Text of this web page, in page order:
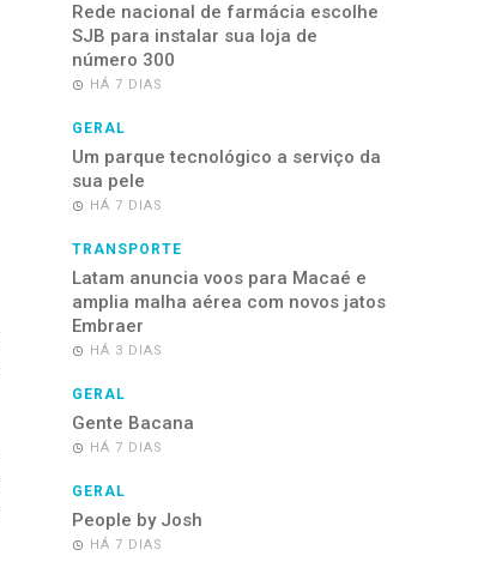
Rede nacional de farmácia escolhe
SJB para instalar sua loja de
número 300
HÁ 7 DIAS
GERAL
Um parque tecnológico a serviço da
sua pele
HÁ 7 DIAS
TRANSPORTE
Latam anuncia voos para Macaé e
amplia malha aérea com novos jatos
Embraer
HÁ 3 DIAS
GERAL
Gente Bacana
HÁ 7 DIAS
GERAL
People by Josh
HÁ 7 DIAS